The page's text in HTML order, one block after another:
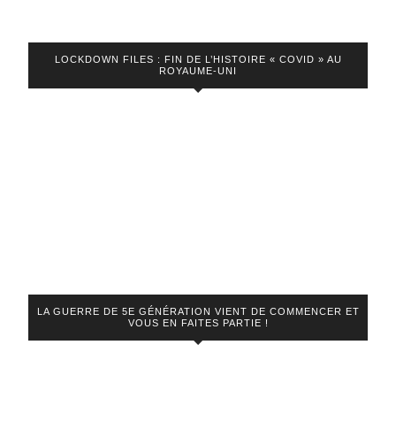
LOCKDOWN FILES : FIN DE L’HISTOIRE « COVID » AU
ROYAUME-UNI
LA GUERRE DE 5E GÉNÉRATION VIENT DE COMMENCER ET
VOUS EN FAITES PARTIE !